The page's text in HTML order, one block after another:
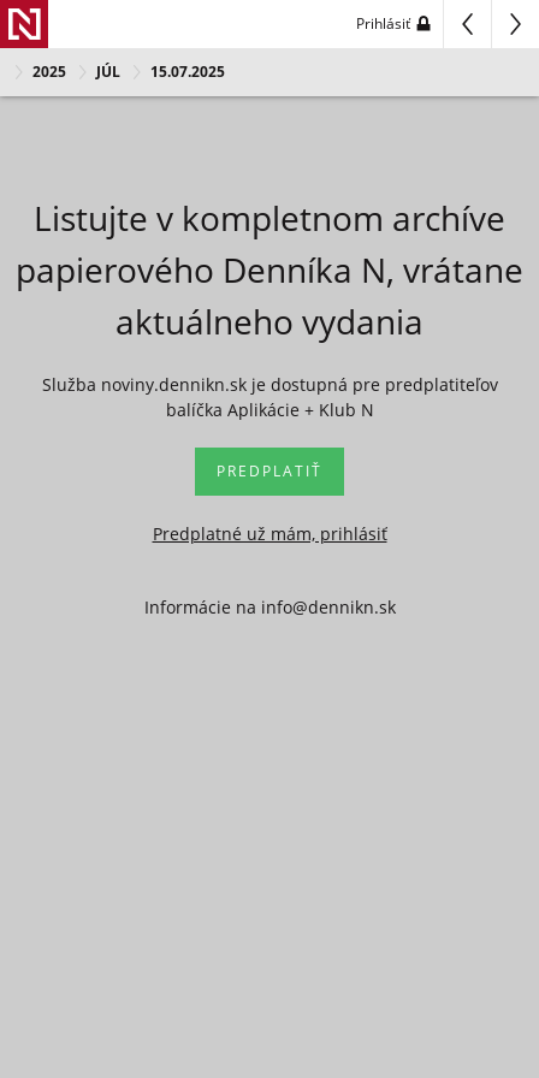
Prihlásiť
2025 JÚL 15.07.2025
Listujte v kompletnom archíve
papierového Denníka N, vrátane
aktuálneho vydania
Služba noviny.dennikn.sk je dostupná pre predplatiteľov
balíčka Aplikácie + Klub N
PREDPLATIŤ
Predplatné už mám, prihlásiť
Informácie na info@dennikn.sk